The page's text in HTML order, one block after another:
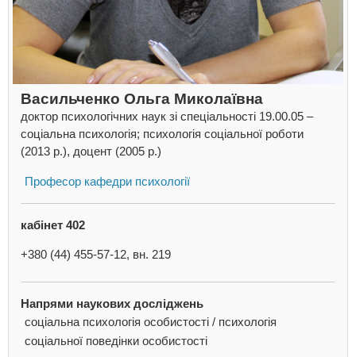
Васильченко Ольга Миколаївна
доктор психологічних наук зі спеціальності 19.00.05 –
соціальна психологія; психологія соціальної роботи
(2013 р.), доцент (2005 р.)
Професор кафедри психології
кабінет 402
+380 (44) 455-57-12, вн. 219
Напрями наукових досліджень
соціальна психологія особистості / психологія
соціальної поведінки особистості